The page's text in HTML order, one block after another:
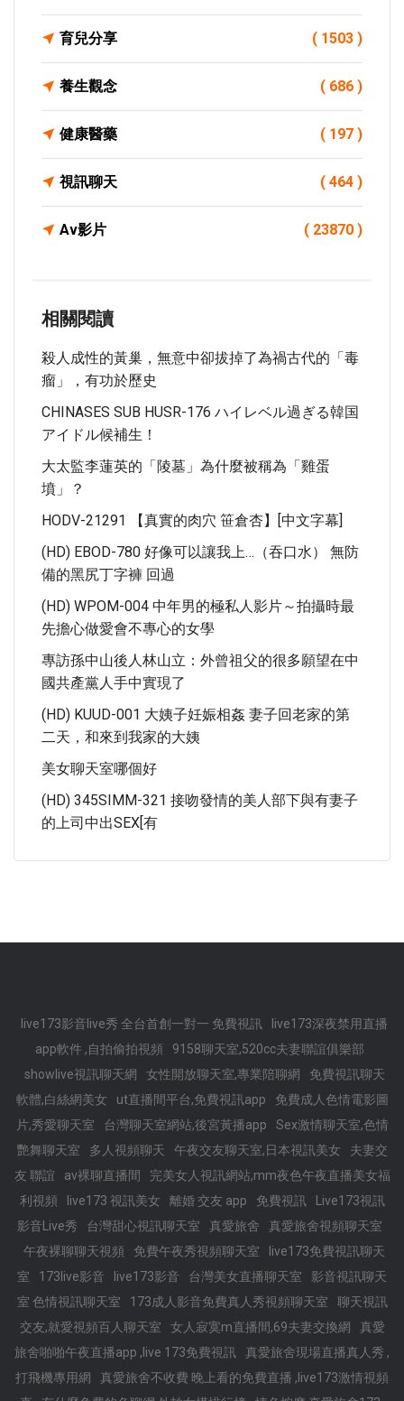
育兒分享 ( 1503 )
養生觀念 ( 686 )
健康醫藥 ( 197 )
視訊聊天 ( 464 )
Av影片 ( 23870 )
相關閱讀
殺人成性的黃巢，無意中卻拔掉了為禍古代的「毒
瘤」，有功於歷史
CHINASES SUB HUSR-176 ハイレベル過ぎる韓国
アイドル候補生！
大太監李蓮英的「陵墓」為什麼被稱為「雞蛋
墳」？
HODV-21291 【真實的肉穴 笹倉杏】[中文字幕]
(HD) EBOD-780 好像可以讓我上…（吞口水） 無防
備的黑尻丁字褲 回過
(HD) WPOM-004 中年男的極私人影片～拍攝時最
先擔心做愛會不專心的女學
專訪孫中山後人林山立：外曾祖父的很多願望在中
國共產黨人手中實現了
(HD) KUUD-001 大姨子妊娠相姦 妻子回老家的第
二天，和來到我家的大姨
美女聊天室哪個好
(HD) 345SIMM-321 接吻發情的美人部下與有妻子
的上司中出SEX[有
live173影音live秀 全台首創一對一 免費視訊
live173深夜禁用直播
app軟件 ,自拍偷拍視頻
9158聊天室,520cc夫妻聯誼俱樂部
showlive視訊聊天網
女性開放聊天室,專業陪聊網
免費視訊聊天
軟體,白絲網美女
ut直播間平台,免費視訊app
免費成人色情電影圖
片,秀愛聊天室
台灣聊天室網站,後宮黃播app
Sex激情聊天室,色情
艷舞聊天室
多人視頻聊天 午夜交友聊天室,日本視訊美女
夫妻交
友 聯誼
av裸聊直播間
完美女人視訊網站,mm夜色午夜直播美女福
利視頻
live173 視訊美女 離婚 交友 app 免費視訊
Live173視訊
影音Live秀
台灣甜心視訊聊天室 真愛旅舍
真愛旅舍視頻聊天室
午夜裸聊聊天視頻
免費午夜秀視頻聊天室
live173免費視訊聊天
室
173live影音 live173影音 台灣美女直播聊天室
影音視訊聊天
室 色情視訊聊天室
173成人影音免費真人秀視頻聊天室
聊天視訊
交友,就愛視頻百人聊天室
女人寂寞m直播間,69夫妻交換網
真愛
旅舍啪啪午夜直播app ,live 173免費視訊
真愛旅舍現場直播真人秀 ,
打飛機專用網
真愛旅舍不收費 晚上看的免費直播 ,live173激情視頻